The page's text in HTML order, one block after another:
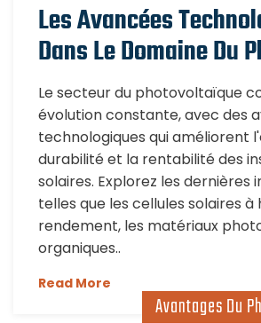
Les Avancées
Dans Le Domaine Du
Le secteur du photovoltaïque
évolution constante, avec des
technologiques qui améliorent
durabilité et la rentabilité des
solaires. Explorez les dernières
telles que les cellules solaires à
rendement, les matériaux
organiques..
Read More
Avantages Du